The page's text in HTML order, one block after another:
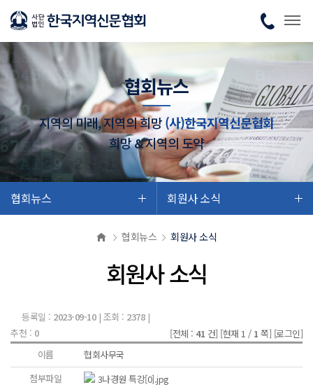
협회뉴스
지역의 미래, 지역의 희망(사)한국지역신문협회
희망 & 지역의 도약
협회뉴스 회원사 소식
협회뉴스 회원사 소식
회원사 소식
등록일 : 2023-09-10| 조회 : 2378|
추천 : 0 [전체 : 41 건] [현재 1 / 1 쪽] [로그인]
이름
협회사무국
첨부파일
3나경원 특강[0].jpg